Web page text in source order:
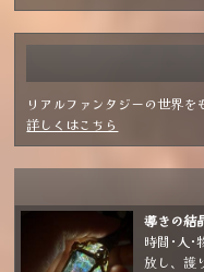
リアルファンタジーの世界を
詳しくはこちら
導きの結
時間･人･
放し、護